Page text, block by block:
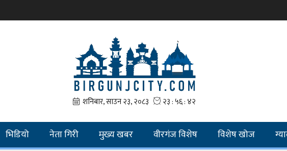
भिडियो नेता गिरी मुख्य खबर वीरगंज विशेष विशेष खोज